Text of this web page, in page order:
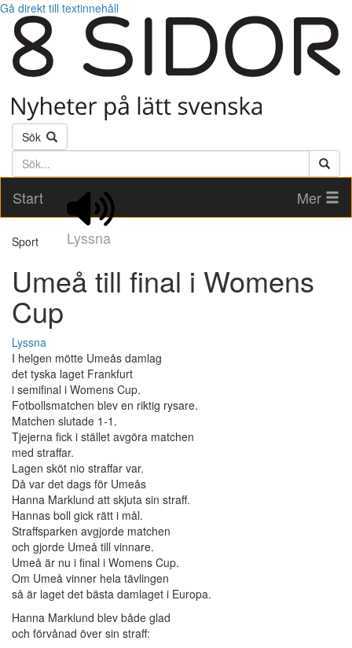
Gå direkt till textinnehåll
Sök
Söktext
Start
Lyssna
Mer
Sport
Umeå till final i Womens
Cup
Lyssna
I helgen mötte Umeås damlag
det tyska laget Frankfurt
i semifinal i Womens Cup.
Fotbollsmatchen blev en riktig rysare.
Matchen slutade 1-1.
Tjejerna fick i stället avgöra matchen
med straffar.
Lagen sköt nio straffar var.
Då var det dags för Umeås
Hanna Marklund att skjuta sin straff.
Hannas boll gick rätt i mål.
Straffsparken avgjorde matchen
och gjorde Umeå till vinnare.
Umeå är nu i final i Womens Cup.
Om Umeå vinner hela tävlingen
så är laget det bästa damlaget i Europa.
Hanna Marklund blev både glad
och förvånad över sin straff: